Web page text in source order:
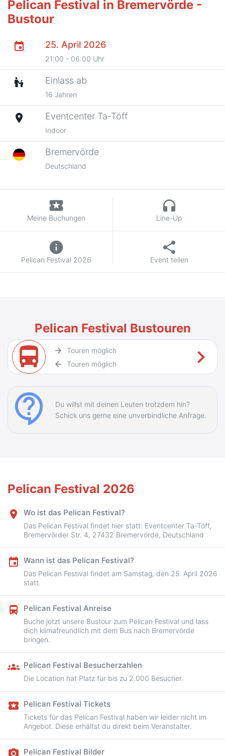
Pelican Festival in Bremervörde -
Bustour
event 25. April 2026
21:00 - 06:00 Uhr
escalator_warning Einlass ab
16 Jahren
place Eventcenter Ta-Töff
Indoor
Bremervörde
Deutschland
local_activity
Meine Buchungen
headphones
Line-Up
info
Pelican Festival 2026
share
Event teilen
Pelican Festival Bustouren
directions_bus arrow_forward Touren möglich
arrow_back Touren möglich keyboard_arrow_right
contact_support
Du willst mit deinen Leuten trotzdem hin?
Schick uns gerne eine unverbindliche Anfrage.
Pelican Festival 2026
place Wo ist das Pelican Festival?
Das Pelican Festival findet hier statt: Eventcenter Ta-Töff,
Bremervörder Str. 4, 27432 Bremervörde, Deutschland
event Wann ist das Pelican Festival?
Das Pelican Festival findet am Samstag, den 25. April 2026
statt.
directions_bus Pelican Festival Anreise
Buche jetzt unsere Bustour zum Pelican Festival und lass
dich klimafreundlich mit dem Bus nach Bremervörde
bringen.
groups Pelican Festival Besucherzahlen
Die Location hat Platz für bis zu 2.000 Besucher.
local_activity Pelican Festival Tickets
Tickets für das Pelican Festival haben wir leider nicht im
Angebot. Diese erhältst du direkt beim Veranstalter.
camera_alt Pelican Festival Bilder